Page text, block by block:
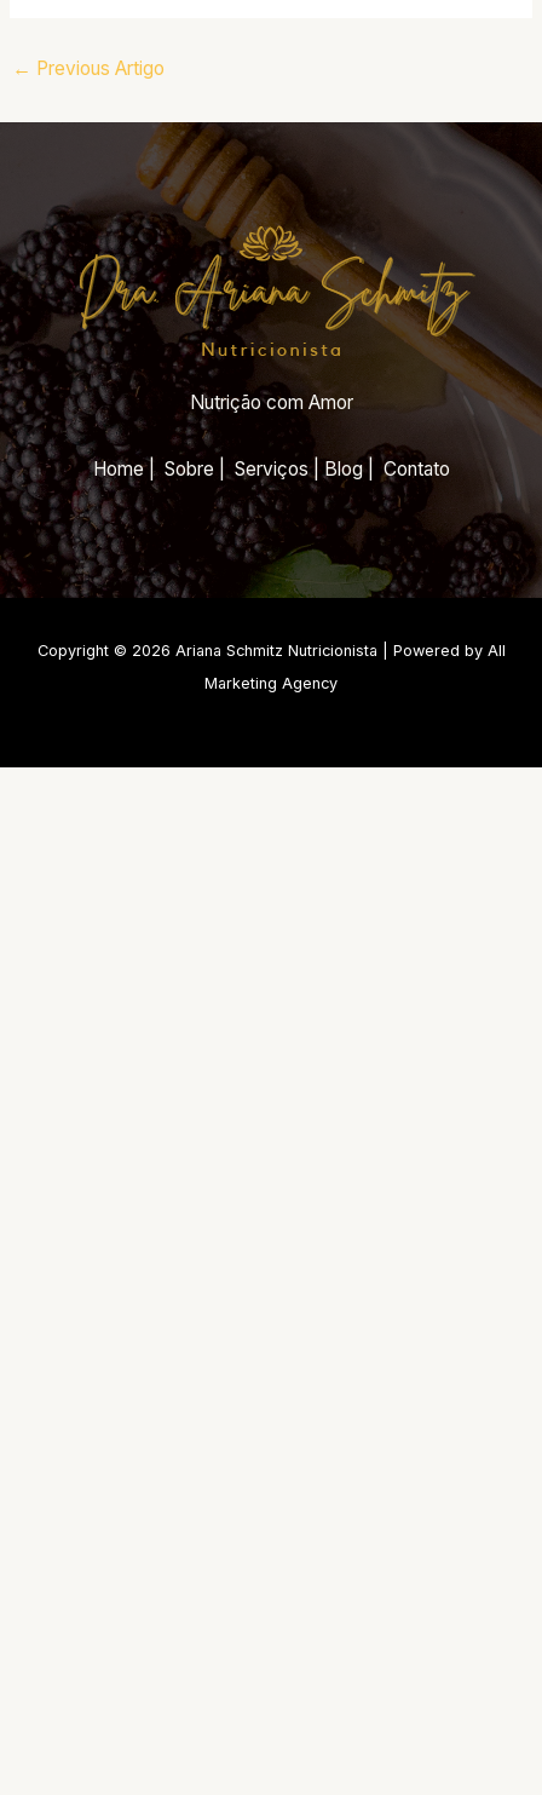
← Previous Artigo
Nutrição com Amor
Home | Sobre | Serviços | Blog | Contato
Copyright © 2026 Ariana Schmitz Nutricionista | Powered by All
Marketing Agency